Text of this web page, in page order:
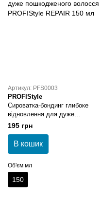
Артикул: PFS0003
PROFIStyle
Сироватка-бондинг глибоке
відновлення для дуже
пошкодженого волосся
PROFIStyle REPAIR 150 мл
195 грн
В кошик
Об'єм мл
150